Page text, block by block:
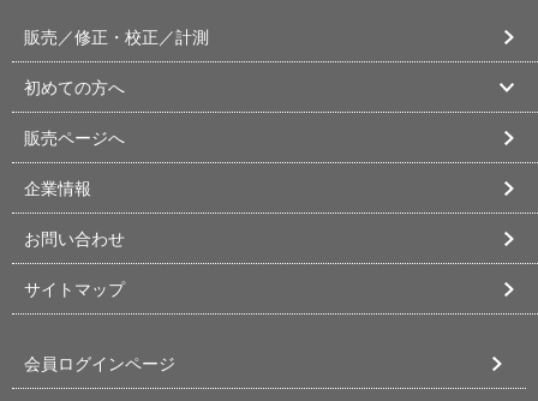
販売／修正・校正／計測
初めての方へ
販売ページへ
企業情報
お問い合わせ
サイトマップ
会員ログインページ